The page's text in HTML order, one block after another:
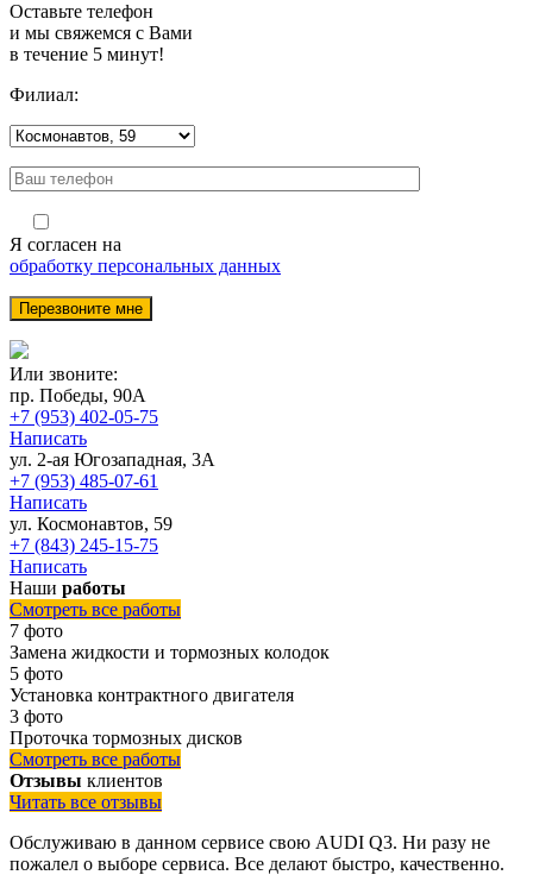
Оставьте телефон
и мы свяжемся с Вами
в течение 5 минут!
Филиал:
Я согласен на
обработку персональных данных
Или звоните:
пр. Победы, 90А
+7 (953) 402-05-75
Написать
ул. 2-ая Югозападная, 3А
+7 (953) 485-07-61
Написать
ул. Космонавтов, 59
+7 (843) 245-15-75
Написать
Наши работы
Смотреть все работы
7 фото
Замена жидкости и тормозных колодок
5 фото
Установка контрактного двигателя
3 фото
Проточка тормозных дисков
Смотреть все работы
Отзывы клиентов
Читать все отзывы
Обслуживаю в данном сервисе свою AUDI Q3. Ни разу не
пожалел о выборе сервиса. Все делают быстро, качественно.